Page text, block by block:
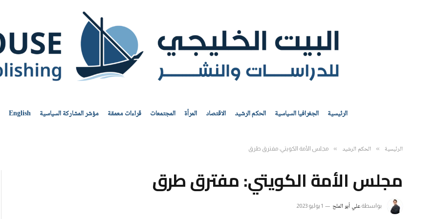
الرئيسية الجغرافيا السياسية الحكم الرشيد الاقتصاد المرأة المجتمعات قراءات معمقة مؤشر المشاركة السياسية English
الرئيسية » الحكم الرشيد » مجلس الأمة الكويتي: مفترق طرق
مجلس الأمة الكويتي: مفترق طرق
بواسطة علي أبو الملح 1 يوليو 2023